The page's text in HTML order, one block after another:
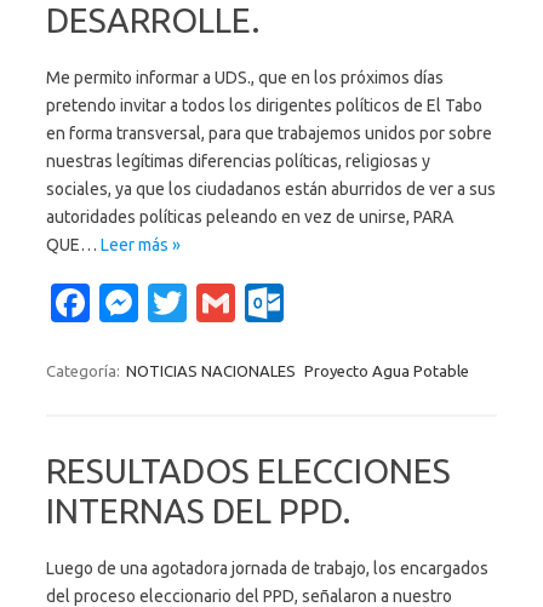
DESARROLLE.
Me permito informar a UDS., que en los próximos días
pretendo invitar a todos los dirigentes políticos de El Tabo
en forma transversal, para que trabajemos unidos por sobre
nuestras legítimas diferencias políticas, religiosas y
sociales, ya que los ciudadanos están aburridos de ver a sus
autoridades políticas peleando en vez de unirse, PARA
QUE… Leer más »
Fa
e
o
o
k
M
se
g
er
T
it
r
G
ail lo
k.
c
o
m
Categoría: NOTICIAS NACIONALES Proyecto Agua Potable
RESULTADOS ELECCIONES
INTERNAS DEL PPD.
Luego de una agotadora jornada de trabajo, los encargados
del proceso eleccionario del PPD, señalaron a nuestro